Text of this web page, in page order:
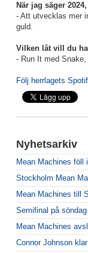
När jag säger
- Att utvecklas mer
guld.
Vilken låt vill du
- Run It med
Följ herrlagets
Nyhetsarkiv
Mean Machines föll
Stockholm Mean
Mean Machines till
Semifinal på
Mean Machines
Connor Johnson